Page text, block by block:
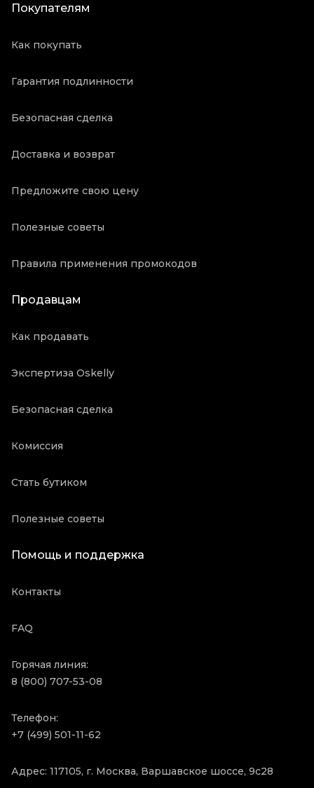
Покупателям
Как покупать
Гарантия подлинности
Безопасная сделка
Доставка и возврат
Предложите свою цену
Полезные советы
Правила применения промокодов
Продавцам
Как продавать
Экспертиза Oskelly
Безопасная сделка
Комиссия
Стать бутиком
Полезные советы
Помощь и поддержка
Контакты
FAQ
Горячая линия:
8 (800) 707-53-08
Телефон:
+7 (499) 501-11-62
Адрес: 117105, г. Москва, Варшавское шоссе, 9с28